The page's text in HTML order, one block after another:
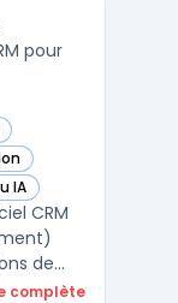
sociétés
pour
catégorie
catégorie
IAcatégorie
CRM
de
par
complète